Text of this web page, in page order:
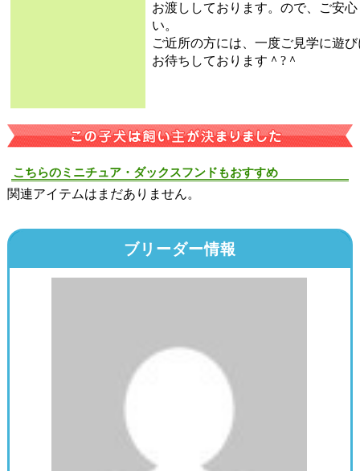
お渡ししております。ので、ご安
い。
ご近所の方には、一度ご見学に遊
お待ちしております＾?＾
こちらのミニチュア・ダックスフンドもおすすめ
関連アイテムはまだありません。
ブリーダー情報